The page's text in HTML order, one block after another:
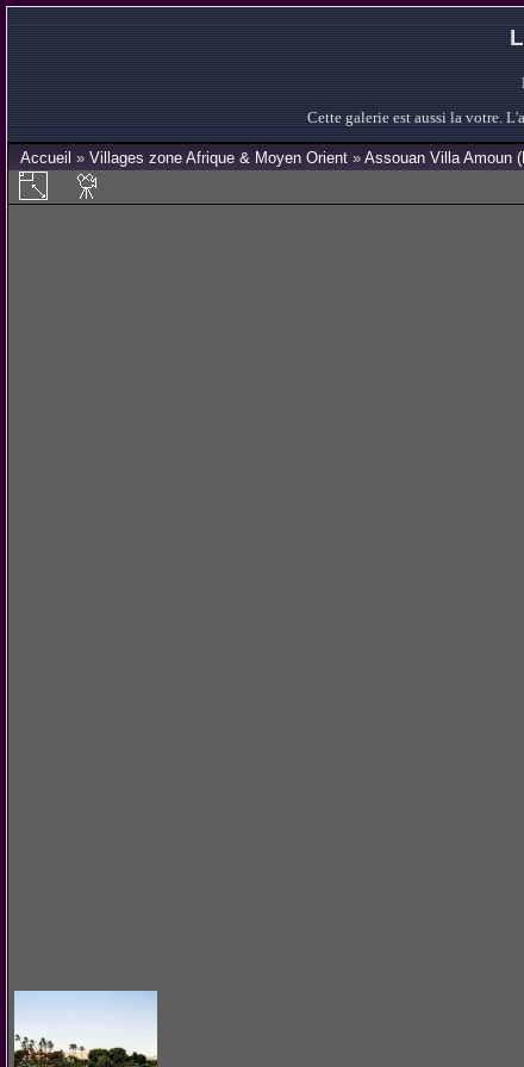
Cette galerie est aussi la votre.
Accueil » Villages zone Afrique & Moyen Orient » Assouan Villa Amoun